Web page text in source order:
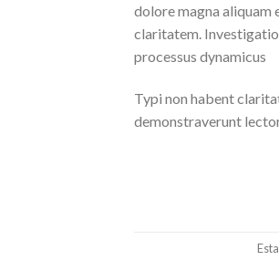
dolore magna aliquam
claritatem.
processus dynamicus
Typi non habent
demonstraverunt